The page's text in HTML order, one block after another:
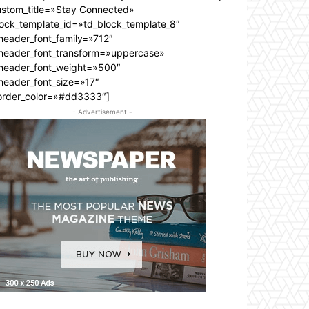
Connected»
- Advertisement -